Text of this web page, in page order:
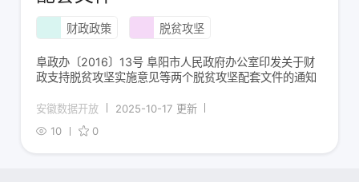
财政政策 脱贫攻坚
阜政办〔2016〕13号 阜阳市人民政府办公室印发关于财
政支持脱贫攻坚实施意见等两个脱贫攻坚配套文件的通知
安徽数据开放
2025-10-17 更新
10
0